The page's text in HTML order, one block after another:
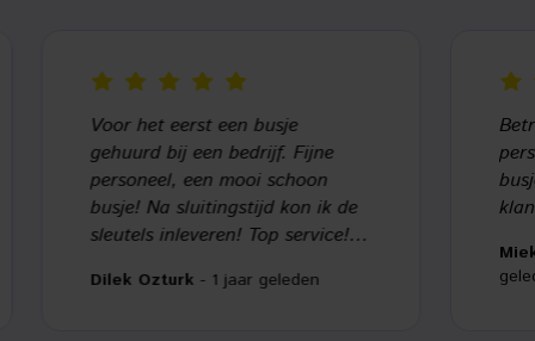
Voor het eerst een busje
gehuurd bij een bedrijf. Fijne
personeel, een mooi schoon
busje! Na sluitingstijd kon ik de
sleutels inleveren! Top service!
Dilek Ozturk- 1 jaar geleden
klant
geleden